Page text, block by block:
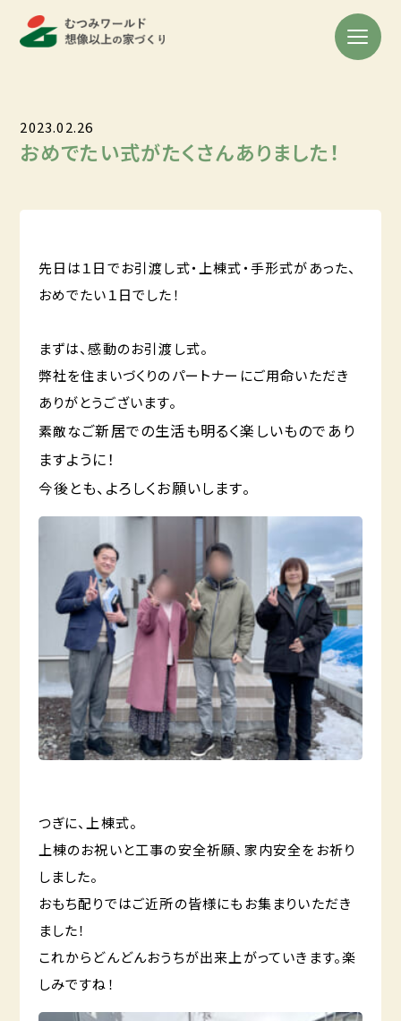
2023.02.26
おめでたい式がたくさんありました！
先日は１日でお引渡し式・上棟式・手形式があった、
おめでたい１日でした！
まずは、感動のお引渡し式。
弊社を住まいづくりのパートナーにご用命いただき
ありがとうございます。
素敵なご新居での生活も明るく楽しいものであり
ますように！
今後とも、よろしくお願いします。
つぎに、上棟式。
上棟のお祝いと工事の安全祈願、家内安全をお祈り
しました。
おもち配りではご近所の皆様にもお集まりいただき
ました！
これからどんどんおうちが出来上がっていきます。楽
しみですね！